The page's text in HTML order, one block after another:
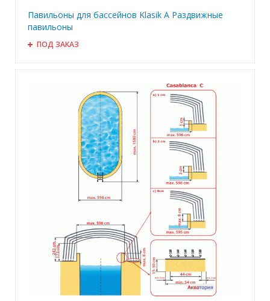
Павильоны для бассейнов Klasik A Раздвижные
павильоны
ПОД ЗАКАЗ